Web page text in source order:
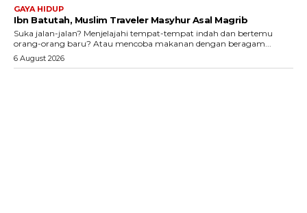
GAYA HIDUP
Ibn Batutah, Muslim Traveler Masyhur Asal Magrib
Suka jalan-jalan? Menjelajahi tempat-tempat indah dan bertemu
orang-orang baru? Atau mencoba makanan dengan beragam...
6 August 2026